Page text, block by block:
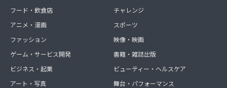
フード・飲食店
アニメ・漫画
ファッション
ゲーム・サービス開発
ビジネス・起業
アート・写真
チャレンジ
スポーツ
映像・映画
書籍・雑誌出版
ビューティー・ヘルスケア
舞台・パフォーマンス